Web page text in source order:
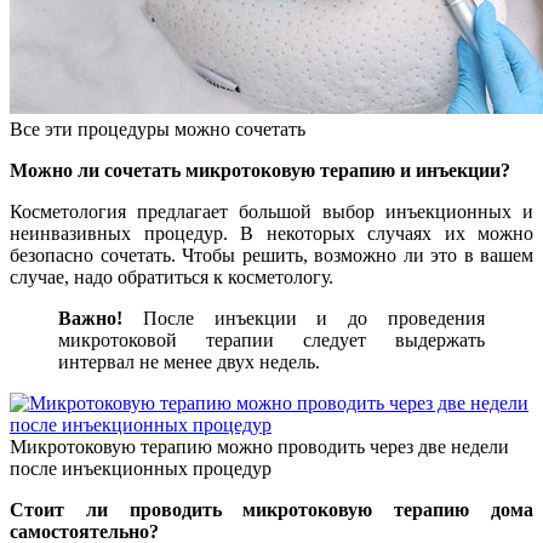
Все эти процедуры можно сочетать
Можно ли сочетать микротоковую терапию и инъекции?
Косметология предлагает большой выбор инъекционных и
неинвазивных процедур. В некоторых случаях их можно
безопасно сочетать. Чтобы решить, возможно ли это в вашем
случае, надо обратиться к косметологу.
Важно! После инъекции и до проведения
микротоковой терапии следует выдержать
интервал не менее двух недель.
Микротоковую терапию можно проводить через две недели
после инъекционных процедур
Стоит ли проводить микротоковую терапию дома
самостоятельно?